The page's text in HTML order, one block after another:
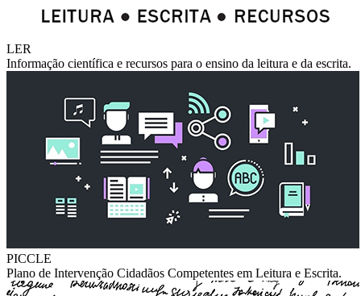
LER
Informação científica e recursos para o ensino da leitura e da escrita.
PICCLE
Plano de Intervenção Cidadãos Competentes em Leitura e Escrita.